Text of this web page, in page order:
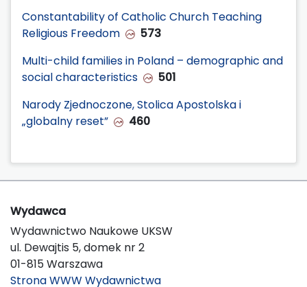
Constantability of Catholic Church Teaching
Religious Freedom
573
Multi-child families in Poland – demographic and
social characteristics
501
Narody Zjednoczone, Stolica Apostolska i
„globalny reset”
460
Wydawca
Wydawnictwo Naukowe UKSW
ul. Dewajtis 5, domek nr 2
01-815 Warszawa
Strona WWW Wydawnictwa